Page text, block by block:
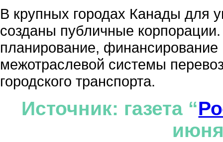
В крупных городах Канады для
созданы публичные
планирование, финансирование
межотраслевой системы
городского транспорта.
Источник: газета “